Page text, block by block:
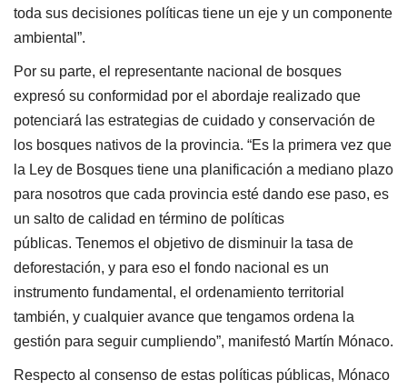
toda sus decisiones políticas tiene un eje y un componente
ambiental”.
Por su parte, el representante nacional de bosques
expresó su conformidad por el abordaje realizado que
potenciará las estrategias de cuidado y conservación de
los bosques nativos de la provincia. “Es la primera vez que
la Ley de Bosques tiene una planificación a mediano plazo
para nosotros que cada provincia esté dando ese paso, es
un salto de calidad en término de políticas
públicas. Tenemos el objetivo de disminuir la tasa de
deforestación, y para eso el fondo nacional es un
instrumento fundamental, el ordenamiento territorial
también, y cualquier avance que tengamos ordena la
gestión para seguir cumpliendo”, manifestó Martín Mónaco.
Respecto al consenso de estas políticas públicas, Mónaco